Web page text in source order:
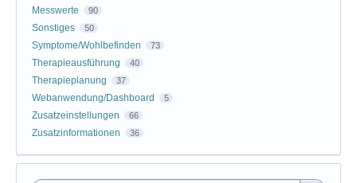
Messwerte 90
Sonstiges 50
Symptome/Wohlbefinden 73
Therapieausführung 40
Therapieplanung 37
Webanwendung/Dashboard 5
Zusatzeinstellungen 66
Zusatzinformationen 36